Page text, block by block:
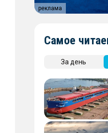
реклама
Самое
За день